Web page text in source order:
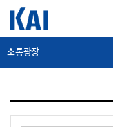
소통광장